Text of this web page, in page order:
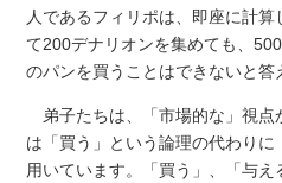
人であるフィリポは、即座に計
て200デナリオンを集めても、
のパンを買うことはできないと答
弟子たちは、「市場的な」視点
は「買う」という論理の代わり
用いています。「買う」、「与